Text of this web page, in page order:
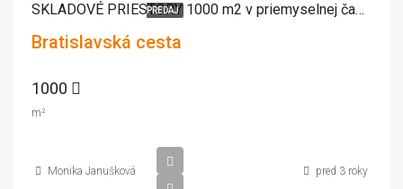
PREDAJ SKLADOVÉ PRIESTORY 1000 m2 v priemyselnej časti mesta Sereď, ul. Bratislavská cesta
Bratislavská cesta
1000
m²
Monika Janušková pred 3 roky